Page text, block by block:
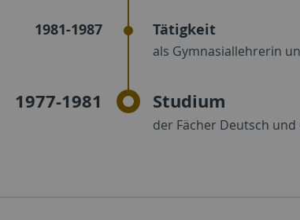
1981-1987 Tätigkeit
als Gymnasiallehrerin
1977-1981 Studium
der Fächer Deutsch